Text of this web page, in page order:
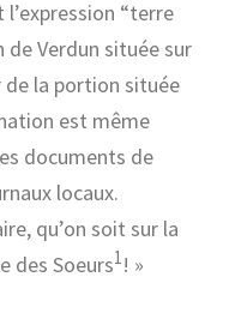
“terre
Verdun située sur
de la portion située
est même
documents de
locaux.
qu’on soit sur la
des Soeurs1 ! »